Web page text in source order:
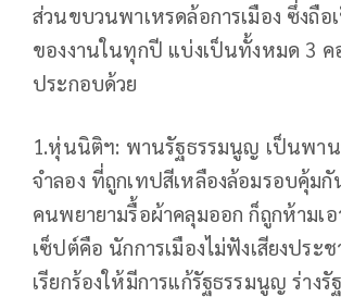
ส่วนขบวนพาเหรดล้อการเมือง ซึ่งถือ
ของงานในทุกปี แบ่งเป็นทั้งหมด 3
ประกอบด้วย
1.หุ่นนิติฯ: พานรัฐธรรมนูญ เป็นพา
จำลอง ที่ถูกเทปสีเหลืองล้อมรอบคุ้มกั
คนพยายามรื้อผ้าคลุมออก ก็ถูกห้ามเ
เซ็ปต์คือ นักการเมืองไม่ฟังเสียงประ
เรียกร้องให้มีการแก้รัฐธรรมนูญ ร่าง